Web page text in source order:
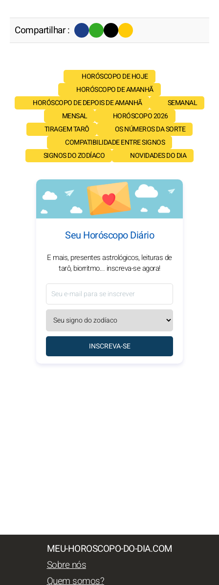
Compartilhar :
HORÓSCOPO DE HOJE
HORÓSCOPO DE AMANHÃ
HORÓSCOPO DE DEPOIS DE AMANHÃ
SEMANAL
MENSAL
HORÓSCOPO 2026
TIRAGEM TARÔ
OS NÚMEROS DA SORTE
COMPATIBILIDADE ENTRE SIGNOS
SIGNOS DO ZODÍACO
NOVIDADES DO DIA
Seu Horóscopo Diário
E mais, presentes astrológicos, leituras de
tarô, biorritmo... inscreva-se agora!
INSCREVA-SE
MEU-HOROSCOPO-DO-DIA.COM
Sobre nós
Quem somos?